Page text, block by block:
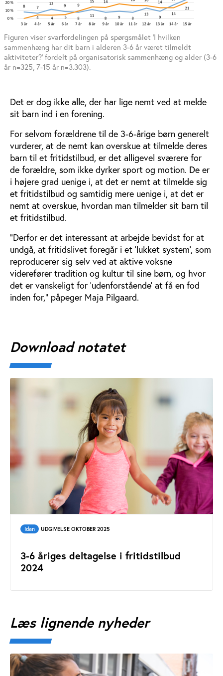
Figuren viser svarfordelingen på spørgsmålet ’I hvilken
sammenhæng har dit barn i alderen 3-6 år været tilmeldt
aktiviteter?’ fordelt på organisatorisk sammenhæng og alder (3-6
år n=325, 7-15 år n=3.303).
Det er dog ikke alle, der har lige nemt ved at melde
sit barn ind i en forening.
For selvom forældrene til de 3-6-årige børn generelt
vurderer, at de nemt kan overskue at tilmelde deres
barn til et fritidstilbud, er det alligevel sværere for
de forældre, som ikke dyrker sport og motion. De er
i højere grad uenige i, at det er nemt at tilmelde sig
et fritidstilbud og samtidig mere uenige i, at det er
nemt at overskue, hvordan man tilmelder sit barn til
et fritidstilbud.
”Derfor er det interessant at arbejde bevidst for at
undgå, at fritidslivet foregår i et ’lukket system’, som
reproducerer sig selv ved at aktive voksne
viderefører tradition og kultur til sine børn, og hvor
det er vanskeligt for ’udenforstående’ at få en fod
inden for,” påpeger Maja Pilgaard.
Download notatet
Idan UDGIVELSE OKTOBER 2025
3-6 åriges deltagelse i fritidstilbud
2024
Læs lignende nyheder